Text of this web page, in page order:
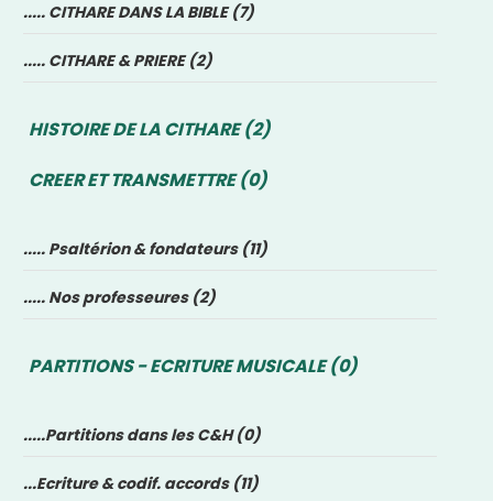
..... CITHARE DANS LA BIBLE (7)
..... CITHARE & PRIERE (2)
HISTOIRE DE LA CITHARE (2)
CREER ET TRANSMETTRE (0)
..... Psaltérion & fondateurs (11)
..... Nos professeures (2)
PARTITIONS - ECRITURE MUSICALE (0)
.....Partitions dans les C&H (0)
...Ecriture & codif. accords (11)